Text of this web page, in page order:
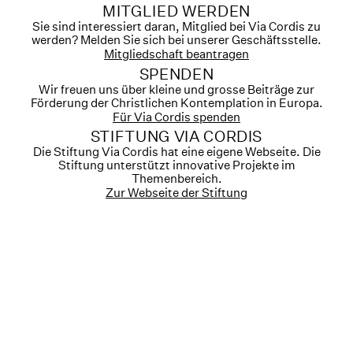
MITGLIED WERDEN
Sie sind interessiert daran, Mitglied bei Via Cordis zu
werden? Melden Sie sich bei unserer Geschäftsstelle.
Mitgliedschaft beantragen
SPENDEN
Wir freuen uns über kleine und grosse Beiträge zur
Förderung der Christlichen Kontemplation in Europa.
Für Via Cordis spenden
STIFTUNG VIA CORDIS
Die Stiftung Via Cordis hat eine eigene Webseite. Die
Stiftung unterstützt innovative Projekte im
Themenbereich.
Zur Webseite der Stiftung